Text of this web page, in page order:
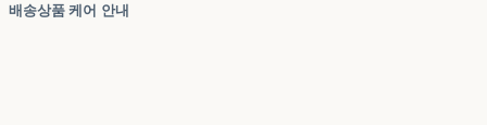
배송상품 케어 안내